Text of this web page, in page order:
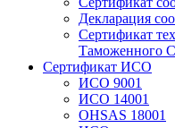
Декларация
Сертификат
Таможенного
Сертификат ИСО
ИСО 9001
ИСО 14001
OHSAS 18001